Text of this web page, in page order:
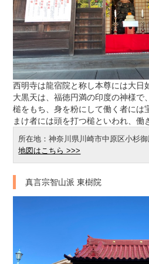
西明寺は龍宿院と称し本尊には大日
大黒天は、福徳円満の印度の神様で
槌をもち、身を粉にして働く者には
まけ者には頭を打つ槌といわれ、働
所在地：神奈川県川崎市中原区小杉
地図はこちら >>>
真言宗智山派 東樹院